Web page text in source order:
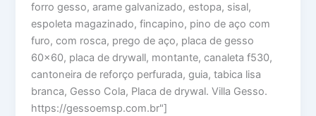
forro gesso, arame galvanizado, estopa, sisal,
espoleta magazinado, fincapino, pino de aço com
furo, com rosca, prego de aço, placa de gesso
60×60, placa de drywall, montante, canaleta f530,
cantoneira de reforço perfurada, guia, tabica lisa
branca, Gesso Cola, Placa de drywal. Villa Gesso.
https://gessoemsp.com.br"]